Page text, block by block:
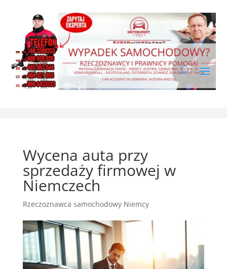
Wycena auta przy
sprzedaży firmowej w
Niemczech
Rzeczoznawca samochodowy Niemcy